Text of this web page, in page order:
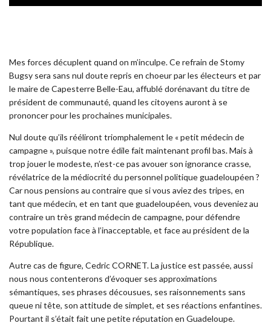
Mes forces décuplent quand on m’inculpe. Ce refrain de Stomy
Bugsy sera sans nul doute repris en choeur par les électeurs et par
le maire de Capesterre Belle-Eau, affublé dorénavant du titre de
président de communauté, quand les citoyens auront à se
prononcer pour les prochaines municipales.
Nul doute qu’ils rééliront triomphalement le « petit médecin de
campagne », puisque notre édile fait maintenant profil bas. Mais à
trop jouer le modeste, n’est-ce pas avouer son ignorance crasse,
révélatrice de la médiocrité du personnel politique guadeloupéen ?
Car nous pensions au contraire que si vous aviez des tripes, en
tant que médecin, et en tant que guadeloupéen, vous deveniez au
contraire un très grand médecin de campagne, pour défendre
votre population face à l’inacceptable, et face au président de la
République.
Autre cas de figure, Cedric CORNET. La justice est passée, aussi
nous nous contenterons d’évoquer ses approximations
sémantiques, ses phrases décousues, ses raisonnements sans
queue ni tête, son attitude de simplet, et ses réactions enfantines.
Pourtant il s’était fait une petite réputation en Guadeloupe.